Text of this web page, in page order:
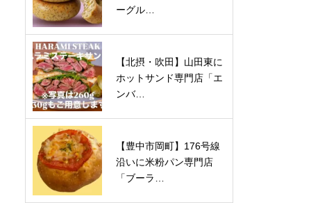
ーグル…
【北摂・吹田】山田東に
ホットサンド専門店「エ
ンバ…
【豊中市岡町】176号線
沿いに米粉パン専門店
「ブーラ…